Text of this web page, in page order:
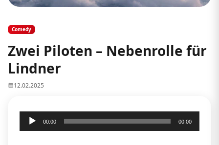
Comedy
Zwei Piloten – Nebenrolle für
Lindner
12.02.2025
Audio-
Player
00:00 00:00